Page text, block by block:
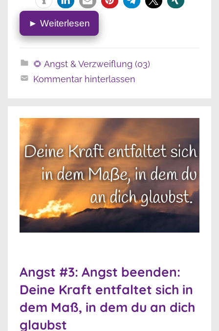
► Weiterlesen
🌻 Angst & Verzweiflung (03)
Kommentar hinterlassen
Angst #3: Angst beenden:
Deine Kraft entfaltet sich in
dem Maß, in dem du an dich
glaubst